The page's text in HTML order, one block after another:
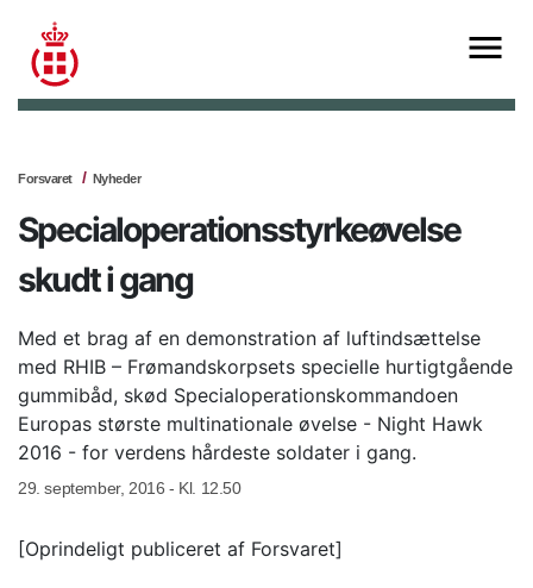
Forsvaret Nyheder
Specialoperationsstyrkeøvelse
skudt i gang
Med et brag af en demonstration af luftindsættelse
med RHIB – Frømandskorpsets specielle hurtigtgående
gummibåd, skød Specialoperationskommandoen
Europas største multinationale øvelse - Night Hawk
2016 - for verdens hårdeste soldater i gang.
29. september, 2016 - Kl. 12.50
[Oprindeligt publiceret af Forsvaret]